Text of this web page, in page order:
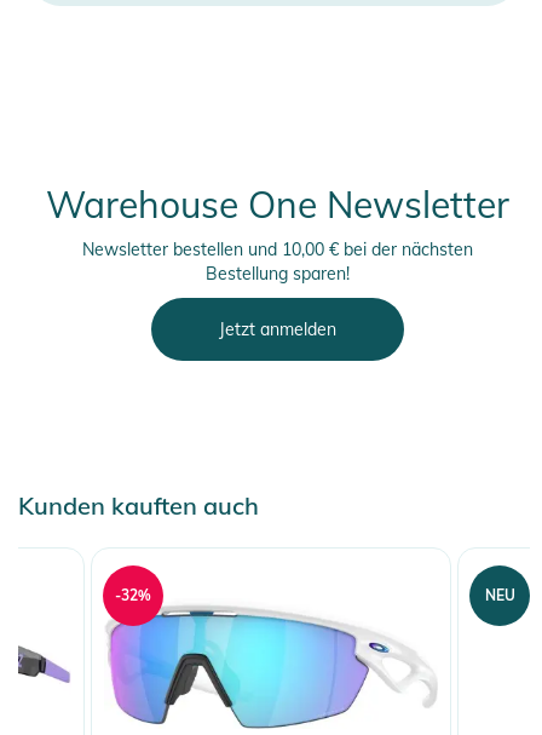
finden Sie direkt am Produkt.
Warehouse One Newsletter
Newsletter bestellen und 10,00 € bei der nächsten
Bestellung sparen!
Jetzt anmelden
Kunden kauften auch
-32% NEU